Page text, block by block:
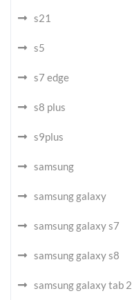
s21
s5
s7 edge
s8 plus
s9plus
samsung
samsung galaxy
samsung galaxy s7
samsung galaxy s8
samsung galaxy tab 2